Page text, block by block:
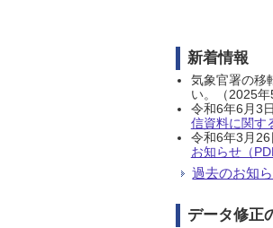
新着情報
気象官署の移
い。（2025年
令和6年6月3
信資料に関す
令和6年3月
お知らせ（
過去のお知
データ修正